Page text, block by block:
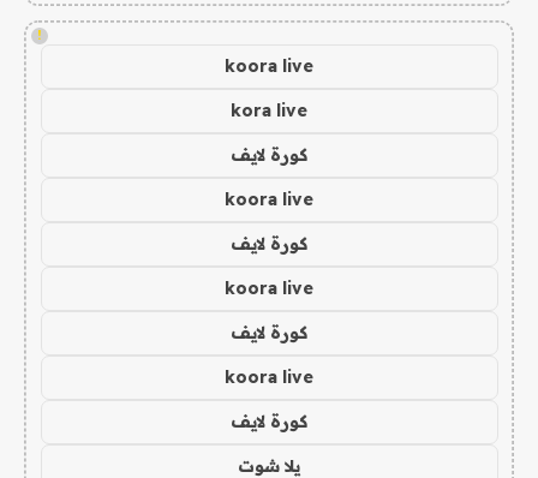
!
koora live
kora live
كورة لايف
koora live
كورة لايف
koora live
كورة لايف
koora live
كورة لايف
يلا شوت